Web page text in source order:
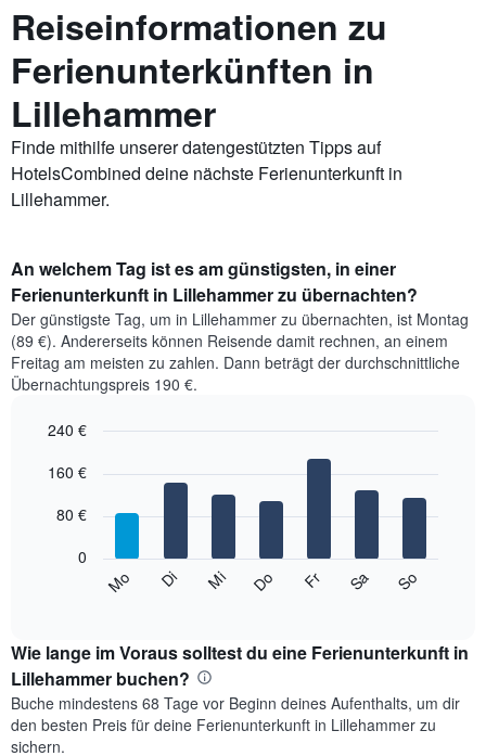
Reiseinformationen zu
Ferienunterkünften in
Lillehammer
Finde mithilfe unserer datengestützten Tipps auf
HotelsCombined deine nächste Ferienunterkunft in
Lillehammer.
An welchem Tag ist es am günstigsten, in einer
Ferienunterkunft in Lillehammer zu übernachten?
Der günstigste Tag, um in Lillehammer zu übernachten, ist Montag
(89 €). Andererseits können Reisende damit rechnen, an einem
Freitag am meisten zu zahlen. Dann beträgt der durchschnittliche
Übernachtungspreis 190 €.
chart
bars.
den
durchschnittlichen
Preis
eines
Zimmers
für
graphic.
Mo Di Mi Do Fr Sa So
0
80 €
160 €
240 €
Wie lange im Voraus solltest du eine Ferienunterkunft in
Lillehammer buchen?
Buche mindestens 68 Tage vor Beginn deines Aufenthalts, um dir
den besten Preis für deine Ferienunterkunft in Lillehammer zu
sichern.